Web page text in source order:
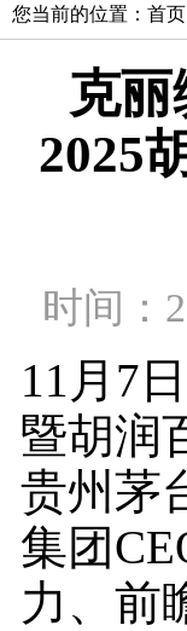
您当前的位置： 首页
克
2025
时间：
11月7
暨胡润
贵州茅
集团
力、前